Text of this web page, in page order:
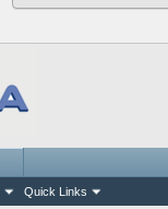
Quick Links